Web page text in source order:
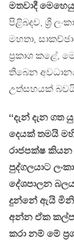
මතවාදී
පිළිබදව, ශ්‍රී
මහතා,
ප්‍රකාශ කළේ,
තිබෙන
උත්සහයක්
‘‘දැන් දැන ගත
දෙයක් තමයි
රාජපක්ෂ කියන
පුද්ගලයාට
දේශපාලන
දුන්නේ ඇයි
අන්න ඒක
කරා නම් මේ